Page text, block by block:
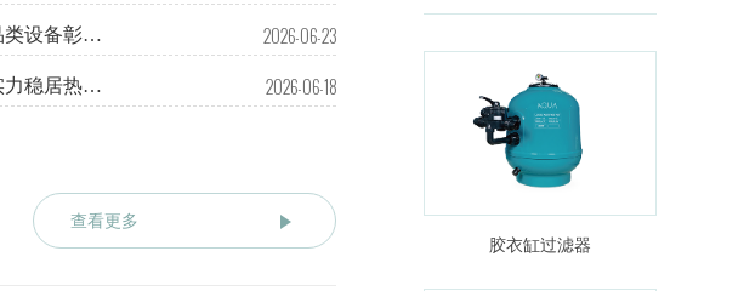
全链路泳池水处理解决方案，AQUA爱克全品类设备彰显头部品牌实力 2026-06-23
双基地与产学研双驱动！AQUA爱克以硬核实力稳居热泵行业头部品牌 2026-06-18
查看更多
胶衣缸过滤器